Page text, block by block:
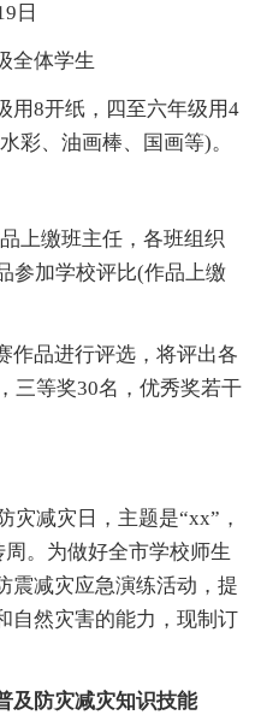
日
全体学生
用8开纸，四至六年级用4
彩、油画棒、国画等)。
上缴班主任，各班组织
参加学校评比(作品上缴
品进行评选，将评出各
三等奖30名，优秀奖若干
灾减灾日，主题是“xx”，
。为做好全市学校师生
震减灾应急演练活动，提
自然灾害的能力，现制订
及防灾减灾知识技能